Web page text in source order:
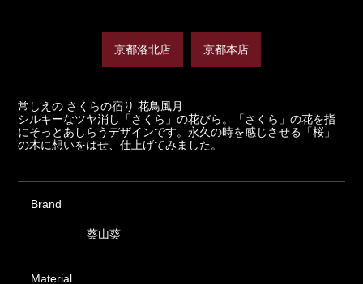
京都洛北店 京都本店
常しえの さくらの宿り 花鳥風月
シルキーなツヤ消し「さくら」の花びら。「さくら」の花を指
にそっとあしらうデザインです。永久の時を感じさせる「桜」
の木に想いをはせ、仕上げてみました。
Brand
葵山葵
Material